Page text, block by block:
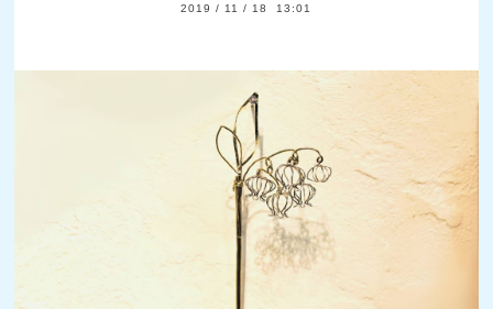
2019 / 11 / 18 13:01